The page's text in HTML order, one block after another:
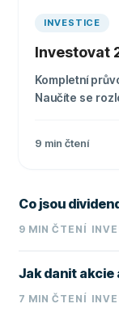
INVESTICE
Investovat
Kompletní
Naučíte se
9 min čtení
Co jsou
9 MIN ČTENÍ
Jak danit akcie
7 MIN ČTENÍ